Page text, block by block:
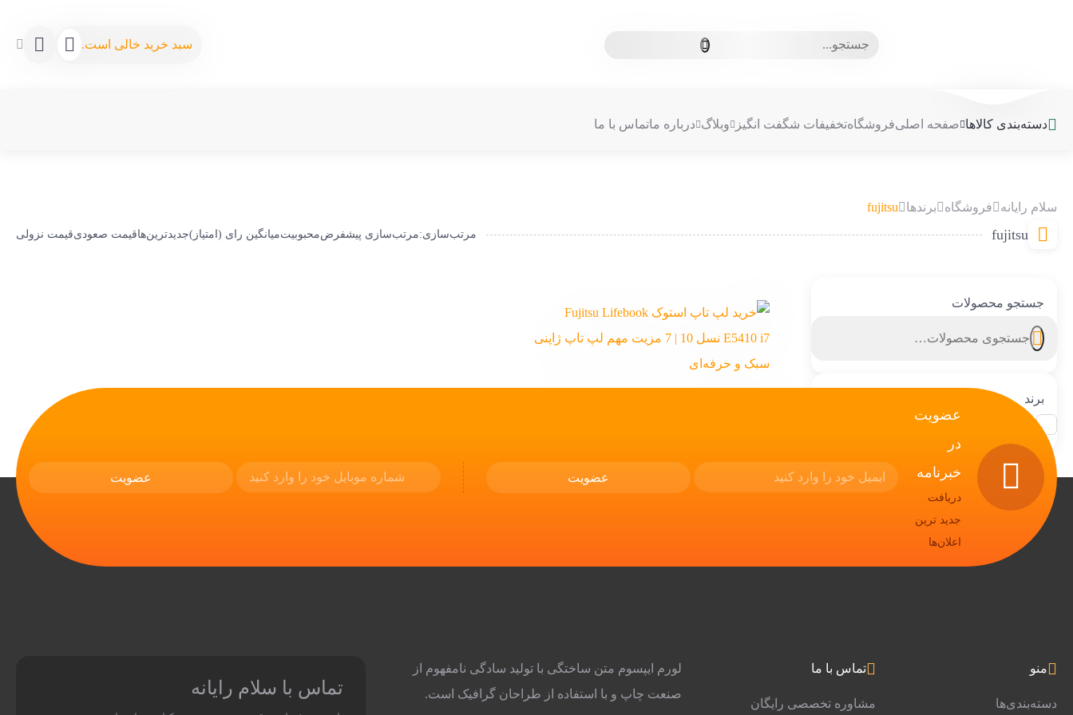
جستجو
سبد خرید خالی است.
دسته‌بندی کالاها صفحه اصلیفروشگاهتخفیفات شگفت انگیز وبلاگ درباره ماتماس با ما
سلام رایانه فروشگاه برندها fujitsu
fujitsu مرتب‌سازی:مرتب‌سازی پیشفرضمحبوبیتمیانگین رای (امتیاز)جدیدترین‌هاقیمت صعودیقیمت نزولی
جستجو محصولات
جستجو
برای:
برند
62,000,000
عضویت
در
خبرنامه
دریافت
جدید ترین
اعلان‌ها
منو
دسته‌بندی‌ها
تماس با ما
مشاوره تخصصی رایگان
لورم ایپسوم متن ساختگی با تولید سادگی نامفهوم از
صنعت چاپ و با استفاده از طراحان گرافیک است.
تماس با سلام رایانه